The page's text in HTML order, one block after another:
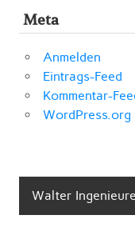
Meta
Anmelden
Eintrags-Feed
Kommentar-
WordPress.org
Walter